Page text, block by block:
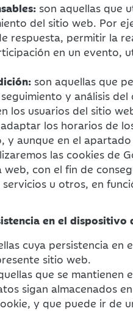
son aquellas que
del sitio web. Por
respuesta, permitir la
en un evento,
son aquellas que
y análisis
los usuarios del sitio
los horarios de
y aunque en el
las cookies de
con el fin de
u otros, en
en el dispositivo
cuya persistencia
sitio web.
que se mantienen
sigan almacenados
y que puede ir de